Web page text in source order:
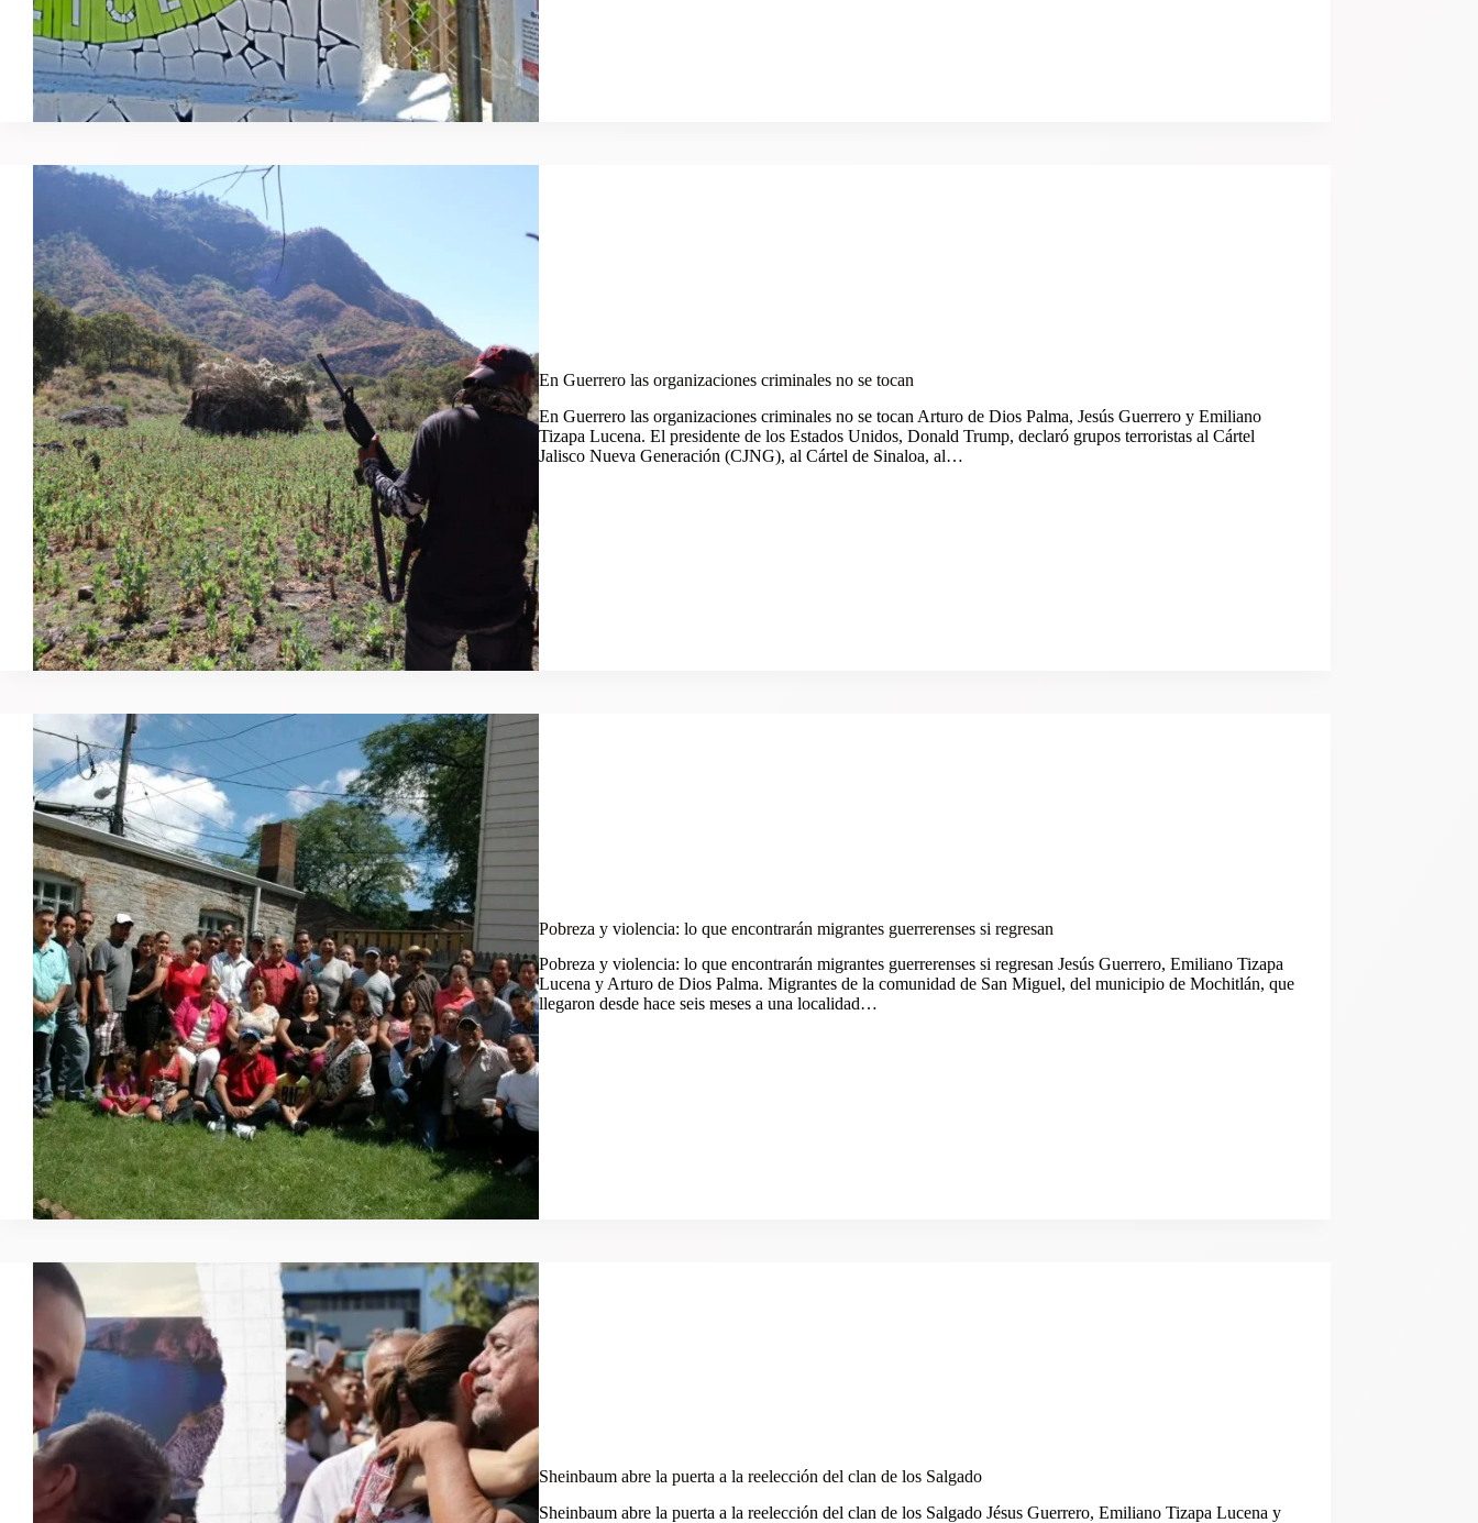
En Guerrero las organizaciones criminales no se tocan
En Guerrero las organizaciones criminales no se tocan Arturo de Dios Palma, Jesús Guerrero y Emiliano
Tizapa Lucena. El presidente de los Estados Unidos, Donald Trump, declaró grupos terroristas al Cártel
Jalisco Nueva Generación (CJNG), al Cártel de Sinaloa, al…
Pobreza y violencia: lo que encontrarán migrantes guerrerenses si regresan
Pobreza y violencia: lo que encontrarán migrantes guerrerenses si regresan Jesús Guerrero, Emiliano Tizapa
Lucena y Arturo de Dios Palma. Migrantes de la comunidad de San Miguel, del municipio de Mochitlán, que
llegaron desde hace seis meses a una localidad…
Sheinbaum abre la puerta a la reelección del clan de los Salgado
Sheinbaum abre la puerta a la reelección del clan de los Salgado Jésus Guerrero, Emiliano Tizapa Lucena y